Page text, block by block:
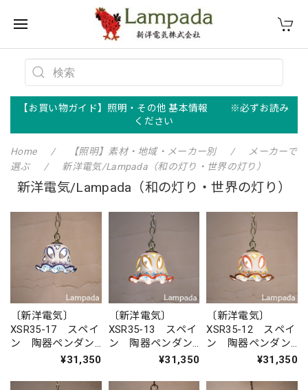
【お買い物ガイド】照明・その他 基本情報 ※必ずお読み
ください
Home 【照明】素材・地域・メーカー別
メーカーで
選ぶ
新洋電気/Lampada（和の灯り・世界の灯り）
新洋電気/Lampada（和の灯り・世界の灯り）
〔新洋電気〕
XSR35-17 スペイ
ン 陶器ペンダン
¥31,350
〔新洋電気〕
XSR35-13 スペイ
ン 陶器ペンダン
¥31,350
〔新洋電気〕
XSR35-12 スペイ
ン 陶器ペンダン
¥31,350